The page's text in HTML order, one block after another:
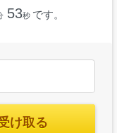
52秒 です。
け取る